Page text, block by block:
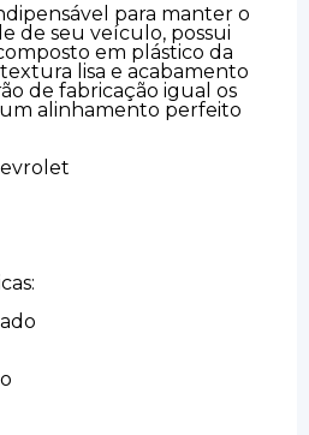
para manter o
de seu veículo, possui
em plástico da
lisa e acabamento
de fabricação igual os
alinhamento perfeito